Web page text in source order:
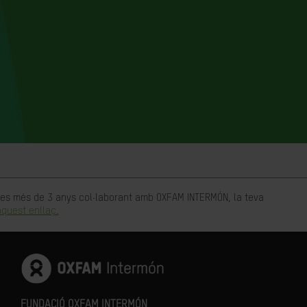
de 3 anys col·laborant amb OXFAM INTERMÓN, la teva
enllaç.